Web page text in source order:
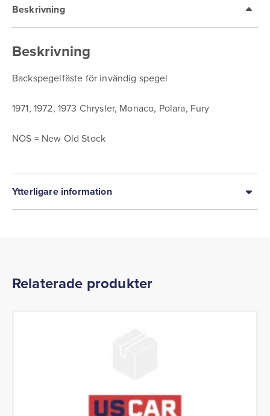
Beskrivning
Beskrivning
Backspegelfäste för invändig spegel
1971, 1972, 1973 Chrysler, Monaco, Polara, Fury
NOS = New Old Stock
Ytterligare information
Relaterade produkter